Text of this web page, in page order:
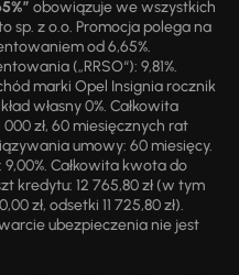
obowiązuje we wszystkich
sp. z o.o. Promocja polega na
od 6,65%.
(„RRSO“): 9,81%.
marki Opel Insignia rocznik
własny 0%. Całkowita
zł, 60 miesięcznych rat
umowy: 60 miesięcy.
Całkowita kwota do
kredytu: 12 765,80 zł (w tym
zł, odsetki 11 725,80 zł).
ubezpieczenia nie jest